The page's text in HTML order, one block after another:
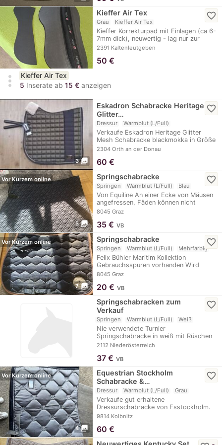
Kieffer Air Tex
Grau Kieffer Air Tex
Kieffer Korrekturpad mit Einlagen (ca 6-
7mm dick), neuwertig - lag nur zur
Probe am…
2391 Kaltenleutgeben
favorite_border
50 €
more_vert
Kieffer Air Tex
5 Inserate ab 15 € anzeigen
3 photo_library
Eskadron Schabracke Heritage
Glitter…
Dressur Warmblut (L/Full)
Verkaufe Eskadron Heritage Glitter
Mesh Schabracke blackmokka in Größe
Warmblut…
2304 Orth an der Donau
favorite_border
60 €
5 photo_library
Vor Kurzem online Springschabracke
Springen Warmblut (L/Full) Blau
Von Equiline An einer Ecke von Mäusen
angefressen, Fäden können nicht
weiter…
8045 Graz
favorite_border
35 € VB
7 photo_library
Vor Kurzem online Springschabracke
Springen Warmblut (L/Full) Mehrfarbig
Felix Bühler Maritim Kollektion
Gebrauchsspuren vorhanden Wird
ungewaschen verkauft
8045 Graz
favorite_border
20 € VB
Springschabracken zum
Verkauf
Springen Warmblut (L/Full) Weiß
Nie verwendete Turnier
Springschabracke in weiß mit Rüschen
und Glitzer steht zum…
2112 Niederösterreich
favorite_border
37 € VB
4 photo_library
Vor Kurzem online
Equestrian Stockholm
Schabracke &…
Dressur Warmblut (L/Full) Grau
Verkaufe gut erhaltene
Dressurschabracke von Esstockholm.
Die passende Fliegenhaube in…
9814 Kolbnitz
favorite_border
60 €